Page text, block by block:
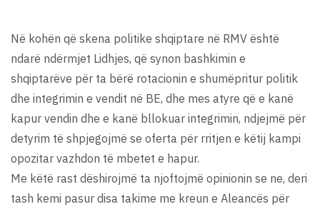
Në kohën që skena politike shqiptare në RMV është
ndarë ndërmjet Lidhjes, që synon bashkimin e
shqiptarëve për ta bërë rotacionin e shumëpritur politik
dhe integrimin e vendit në BE, dhe mes atyre që e kanë
kapur vendin dhe e kanë bllokuar integrimin, ndjejmë për
detyrim të shpjegojmë se oferta për rritjen e këtij kampi
opozitar vazhdon të mbetet e hapur.
Me këtë rast dëshirojmë ta njoftojmë opinionin se ne, deri
tash kemi pasur disa takime me kreun e Aleancës për